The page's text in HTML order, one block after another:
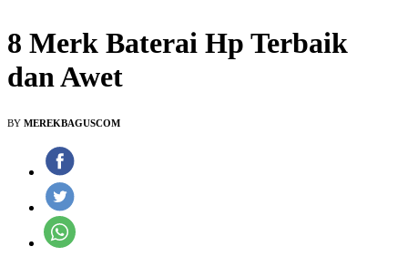
8 Merk Baterai Hp Terbaik
dan Awet
BY MEREKBAGUSCOM